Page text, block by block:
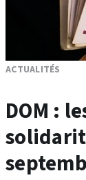
ACTUALITÉS
DOM :